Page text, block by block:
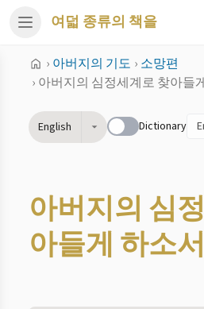
여덟 종류의 책을
› 아버지의 기도 › 소망편
› 아버지의 심정세계로 찾아들
English Dictionary
아버지의 심
아들게 하소서